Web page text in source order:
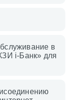
в
i-Банк» для